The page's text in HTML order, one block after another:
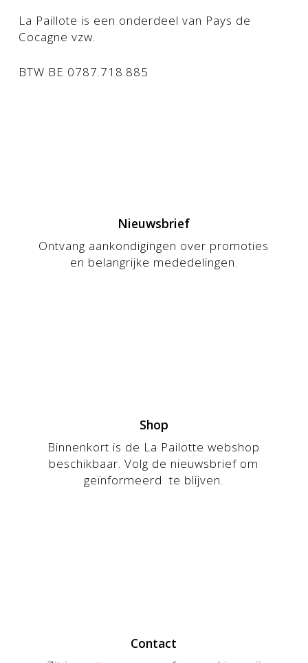
La Paillote is een onderdeel van Pays de
Cocagne vzw.
BTW BE 0787.718.885
Nieuwsbrief
Ontvang aankondigingen over promoties
en belangrijke mededelingen.
Shop
Binnenkort is de La Pailotte webshop
beschikbaar. Volg de nieuwsbrief om
geïnformeerd te blijven.
Contact